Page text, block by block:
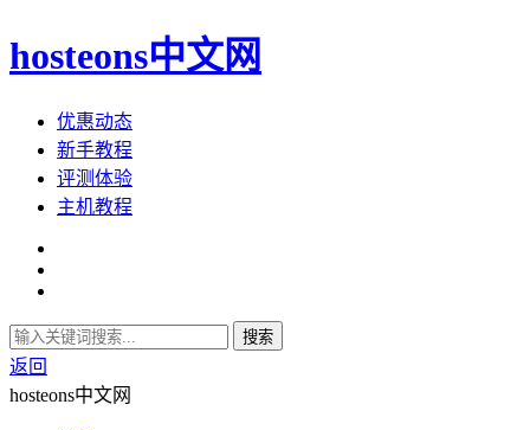
hosteons中文网
优惠动态
新手教程
评测体验
主机教程
搜索
返回
hosteons中文网